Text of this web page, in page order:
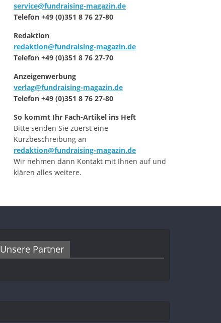
service@fundraising-magazin.de
Telefon +49 (0)351 8 76 27-80
Redaktion
redaktion@fundraising-magazin.de
Telefon +49 (0)351 8 76 27-70
Anzeigenwerbung
verlag@fundraising-magazin.de
Telefon +49 (0)351 8 76 27-80
So kommt Ihr Fach-Artikel ins Heft
Bitte senden Sie zuerst eine
Kurzbeschreibung an
redaktion@fundraising-magazin.de
Wir nehmen dann Kontakt mit Ihnen auf und
klären alles weitere.
Unsere Partner